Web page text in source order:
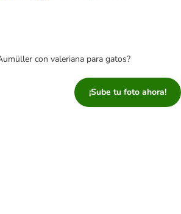
con valeriana para gatos?
¡Sube tu foto ahora!